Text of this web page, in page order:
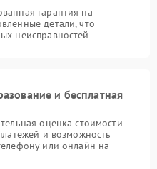
гарантия на
детали, что
неисправностей
и бесплатная
оценка стоимости
и возможность
или онлайн на